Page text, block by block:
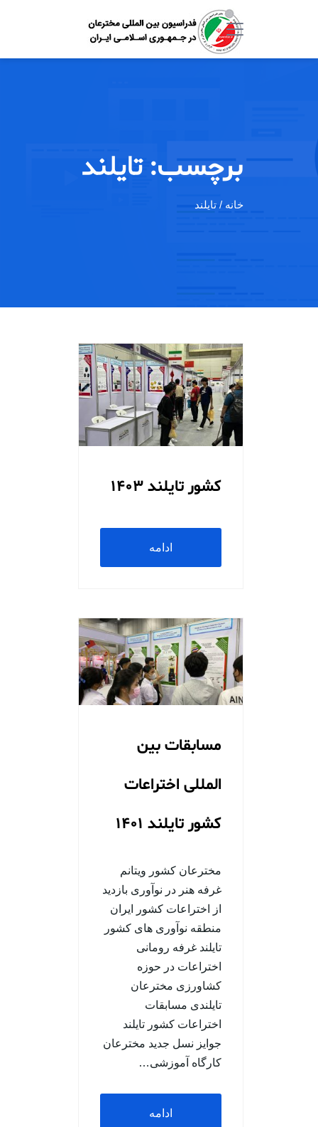
برچسب:تایلند
خانه / تایلند
کشور تایلند 1403
ادامه
مسابقات بین
المللی اختراعات
کشور تایلند 1401
مخترعان کشور ویتانم
غرفه هنر در نوآوری بازدید
از اختراعات کشور ایران
منطقه نوآوری های کشور
تایلند غرفه رومانی
اختراعات در حوزه
کشاورزی مخترعان
تایلندی مسابقات
اختراعات کشور تایلند
جوایز نسل جدید مخترعان
کارگاه آموزشی…
ادامه